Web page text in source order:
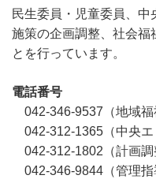
民生委員・児童委員、
施策の企画調整、社会福
とを行っています。
電話番号
042-346-9537（地域福
042-312-1365（中央エ
042-312-1802（計画調
042-346-9844（管理指